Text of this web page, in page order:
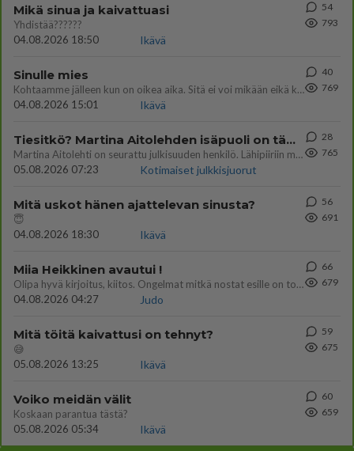
Mikä sinua ja kaivattuasi
Yhdistää??????
04.08.2026 18:50
Ikävä
54
793
Sinulle mies
Kohtaamme jälleen kun on oikea aika. Sitä ei voi mikään eikä kukaan estää <3 <3
04.08.2026 15:01
Ikävä
40
769
Tiesitkö? Martina Aitolehden isäpuoli on tämä suosittu laulaja
Martina Aitolehti on seurattu julkisuuden henkilö. Lähipiiriin mahtuu muitakin tunnettuja henkilöitä. Tiesitkö, että Ma
05.08.2026 07:23
Kotimaiset julkkisjuorut
28
765
Mitä uskot hänen ajattelevan sinusta?
😇
04.08.2026 18:30
Ikävä
56
691
Miia Heikkinen avautui !
Olipa hyvä kirjoitus, kiitos. Ongelmat mitkä nostat esille on todellisia ja tämä ylimielisyys totta ja se näkyy kaikessa
04.08.2026 04:27
Judo
66
679
Mitä töitä kaivattusi on tehnyt?
😅
05.08.2026 13:25
Ikävä
59
675
Voiko meidän välit
Koskaan parantua tästä?
05.08.2026 05:34
Ikävä
60
659